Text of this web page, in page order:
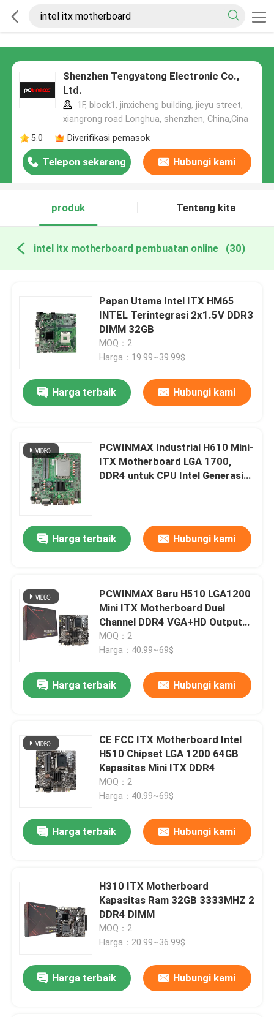
Shenzhen Tengyatong Electronic Co.,
Ltd.
1F, block1, jinxicheng building, jieyu street,
xiangrong road Longhua, shenzhen, China,Cina
5.0
Diverifikasi pemasok
Telepon sekarang Hubungi kami
produk Tentang kita
intel itx motherboard pembuatan online (30)
Papan Utama Intel ITX HM65
INTEL Terintegrasi 2x1.5V DDR3
DIMM 32GB
MOQ：2
Harga：19.99~39.99$
Harga terbaik Hubungi kami
PCWINMAX Industrial H610 Mini-
ITX Motherboard LGA 1700,
DDR4 untuk CPU Intel Generasi
Harga terbaik
Hubungi kami
PCWINMAX Baru H510 LGA1200
Mini ITX Motherboard Dual
Channel DDR4 VGA+HD Output
Industrial Mainboard
MOQ：2
Harga：40.99~69$
Harga terbaik Hubungi kami
CE FCC ITX Motherboard Intel
H510 Chipset LGA 1200 64GB
Kapasitas Mini ITX DDR4
MOQ：2
Harga：40.99~69$
Harga terbaik Hubungi kami
H310 ITX Motherboard
Kapasitas Ram 32GB 3333MHZ 2
DDR4 DIMM
MOQ：2
Harga：20.99~36.99$
Harga terbaik Hubungi kami